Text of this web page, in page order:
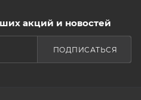
акций и новостей
ПОДПИСАТЬСЯ